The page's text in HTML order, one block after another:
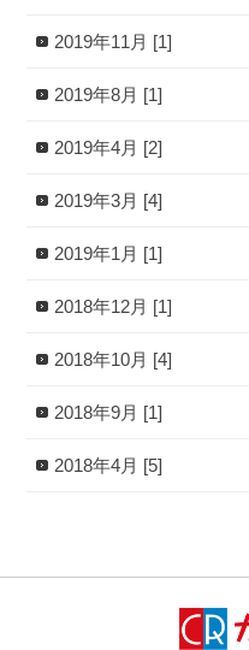
2019年11月 [1]
2019年8月 [1]
2019年4月 [2]
2019年3月 [4]
2019年1月 [1]
2018年12月 [1]
2018年10月 [4]
2018年9月 [1]
2018年4月 [5]